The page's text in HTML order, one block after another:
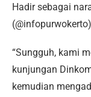
Hadir sebagai
“Sungguh, kami
kunjungan
kemudian